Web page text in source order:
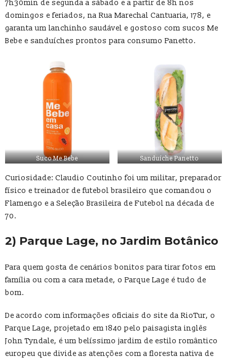
7h30min de segunda a sábado e a partir de 8h nos
domingos e feriados, na Rua Marechal Cantuaria, 178, e
garanta um lanchinho saudável e gostoso com sucos Me
Bebe e sanduíches prontos para consumo Panetto.
Suco Me Bebe Sanduíche Panetto
Curiosidade: Claudio Coutinho foi um militar, preparador
físico e treinador de futebol brasileiro que comandou o
Flamengo e a Seleção Brasileira de Futebol na década de
70.
2) Parque Lage, no Jardim Botânico
Para quem gosta de cenários bonitos para tirar fotos em
família ou com a cara metade, o Parque Lage é tudo de
bom.
De acordo com informações oficiais do site da RioTur, o
Parque Lage, projetado em 1840 pelo paisagista inglês
John Tyndale, é um belíssimo jardim de estilo romântico
europeu que divide as atenções com a floresta nativa de